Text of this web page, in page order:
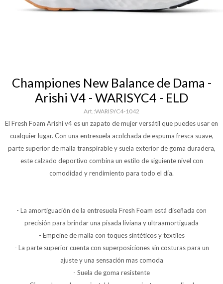
Championes New Balance de Dama -
Arishi V4 - WARISYC4 - ELD
WARISYC4-1042
El Fresh Foam Arishi v4 es un zapato de mujer versátil que puedes usar en
cualquier lugar. Con una entresuela acolchada de espuma fresca suave,
parte superior de malla transpirable y suela exterior de goma duradera,
este calzado deportivo combina un estilo de siguiente nivel con
comodidad y rendimiento para todo el día.
- La amortiguación de la entresuela Fresh Foam está diseñada con
precisión para brindar una pisada liviana y ultraamortiguada
- Empeine de malla con toques sintéticos y textiles
- La parte superior cuenta con superposiciones sin costuras para un
ajuste y una sensación mas comoda
- Suela de goma resistente